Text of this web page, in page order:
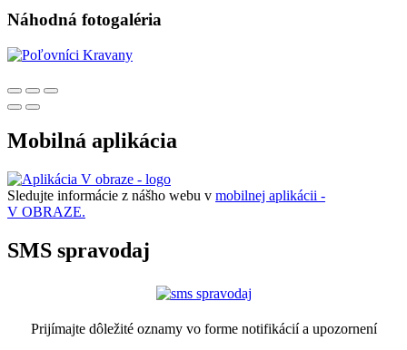
Náhodná fotogaléria
Mobilná aplikácia
Sledujte informácie z nášho webu v mobilnej aplikácii -
V OBRAZE.
SMS spravodaj
Prijímajte dôležité oznamy vo forme notifikácií a upozornení